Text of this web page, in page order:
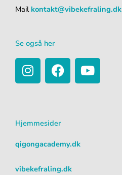
Mailkontakt@vibekefraling.dk
Se også her
I
n
s
g
r
a
m
F
a
c
o
o
k
Y
o
u
Hjemmesider
qigongacademy.dk
vibekefraling.dk